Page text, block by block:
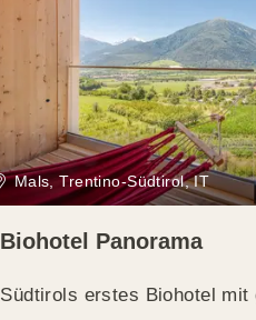
Mals, Trentino-Südtirol, IT
Biohotel Panorama
Südtirols erstes Biohotel mit